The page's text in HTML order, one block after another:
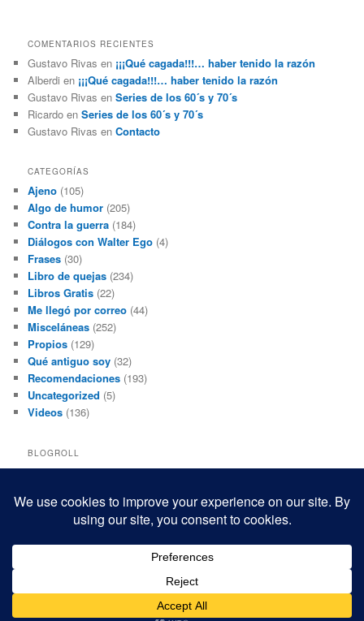
COMENTARIOS RECIENTES
Gustavo Rivas en ¡¡¡Qué cagada!!!… haber tenido la razón
Alberdi en ¡¡¡Qué cagada!!!… haber tenido la razón
Gustavo Rivas enSeries de los 60´s y 70´s
Ricardo enSeries de los 60´s y 70´s
Gustavo Rivas enContacto
CATEGORÍAS
Ajeno (105)
Algo de humor (205)
Contra la guerra (184)
Diálogos con Walter Ego (4)
Frases (30)
Libro de quejas (234)
Libros Gratis (22)
Me llegó por correo (44)
Misceláneas (252)
Propios (129)
Qué antiguo soy (32)
Recomendaciones (193)
Uncategorized (5)
Videos (136)
BLOGROLL
Black and White Power
Mis macrofotografías
Teresita Rivas
Funciona gracias a WordPress